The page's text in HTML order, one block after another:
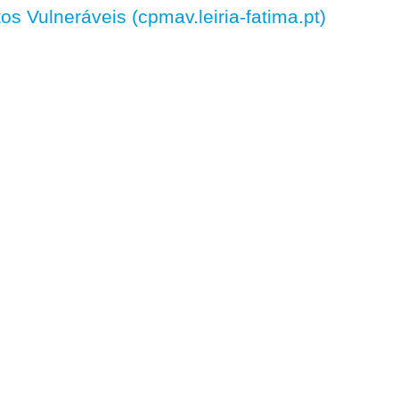
Vulneráveis (cpmav.leiria-fatima.pt)